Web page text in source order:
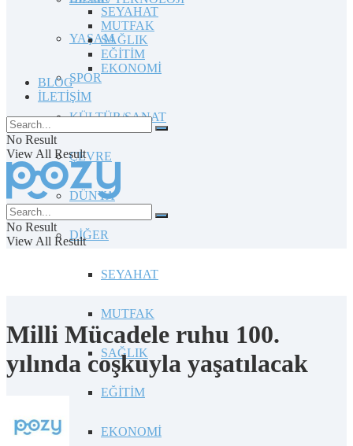
YAŞAM
SPOR
KÜLTÜR/SANAT
ÇEVRE
DÜNYA
DİĞER
SEYAHAT
MUTFAK
SAĞLIK
EĞİTİM
EKONOMİ
SEYAHAT
MUTFAK
SAĞLIK
EĞİTİM
EKONOMİ
BLOG
İLETİŞİM
No Result
View All Result
No Result
View All Result
Milli Mücadele ruhu 100.
yılında coşkuyla yaşatılacak